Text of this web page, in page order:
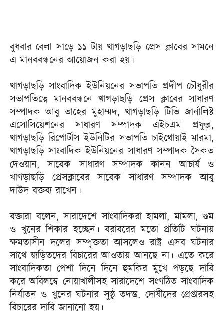
বুধবার বেলা সাড়ে ১১ টায় খাগড়াছড়ি প্রেস ক্লাবের সামনে
এ মানববন্ধনের আয়োজন করা হয়।
খাগড়াছড়ি সাংবাদিক ইউনিয়নের সভাপতি প্রদীপ চৌধুরীর
সভাপতিত্বে মানববন্ধনে খাগড়াছড়ি প্রেস ক্লাবের সাধারণ
সম্পাদক আবু তাহের মুহাম্মদ, খাগড়াছড়ি টিভি জার্নালিষ্ট
এসোসিয়েশনের সাধারণ সম্পাদক এইচএম প্রফুল্ল,
খাগড়াছড়ি রিপোর্টাস ইউনিটির সভাপতি চাইথোয়াই মারমা,
খাগড়াছড়ি সাংবাদিক ইউনিয়নের সাধারণ সম্পাদক সৈকত
দেওয়ান, সাবেক সাধারণ সম্পাদক কানন আচার্য ও
খাগড়াছড়ি প্রেসক্লাবের সাবেক সাধারণ সম্পাদক আবু
দাউদ বক্তব্য রাখেন।
বক্তারা বলেন, সারাদেশে সাংবাদিকরা হামলা, মামলা, গুম
ও খুনের শিকার হচ্ছেন। বরাবরের মতো প্রতিটি ঘটনায়
ক্ষমতাসীন দলের সম্পৃক্ততা আসলেও রাষ্ট্র এসব ঘটনার
সাথে জড়িতদের বিচারের আওতায় আনছে না। এতে করে
সাংবাদিকতা পেশা দিনে দিনে হুমকির মুখে পড়ছে দাবি
করে অবিলম্বে নোয়াখালীসহ সারাদেশে সংগঠিত সাংবাদিক
নির্যাতন ও খুনের ঘটনার সুষ্ঠু তদন্ত, দোষীদের গ্রেপ্তারসহ
বিচারের দাবি জানানো হয়।